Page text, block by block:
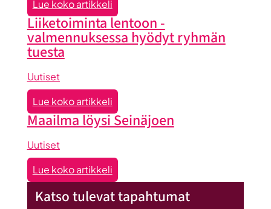
Lue koko artikkeli:
Asiakkaiden
palaute
lämmittää!
Liiketoiminta lentoon -
valmennuksessa hyödyt ryhmän
tuesta
Uutiset
Lue koko artikkeli:
Liiketoiminta
lentoon
valmennuksessa
hyödyt
tuesta
Maailma löysi Seinäjoen
Uutiset
Lue koko artikkeli:
Maailma
löysi
Katso tulevat tapahtumat